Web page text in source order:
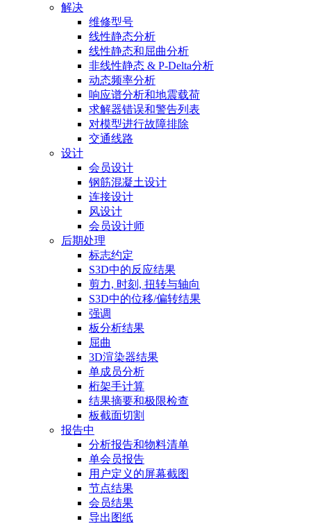
解决
维修型号
线性静态分析
线性静态和屈曲分析
非线性静态 & P-Delta分析
动态频率分析
响应谱分析和地震载荷
求解器错误和警告列表
对模型进行故障排除
交通线路
设计
会员设计
钢筋混凝土设计
连接设计
风设计
会员设计师
后期处理
标志约定
S3D中的反应结果
剪力, 时刻, 扭转与轴向
S3D中的位移/偏转结果
强调
板分析结果
屈曲
3D渲染器结果
单成员分析
桁架手计算
结果摘要和极限检查
板截面切割
报告中
分析报告和物料清单
单会员报告
用户定义的屏幕截图
节点结果
会员结果
导出图纸